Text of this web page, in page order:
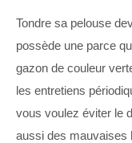
Tondre sa pelouse
possède une parce
gazon de couleur
les entretiens
vous voulez éviter le
aussi des mauvaises